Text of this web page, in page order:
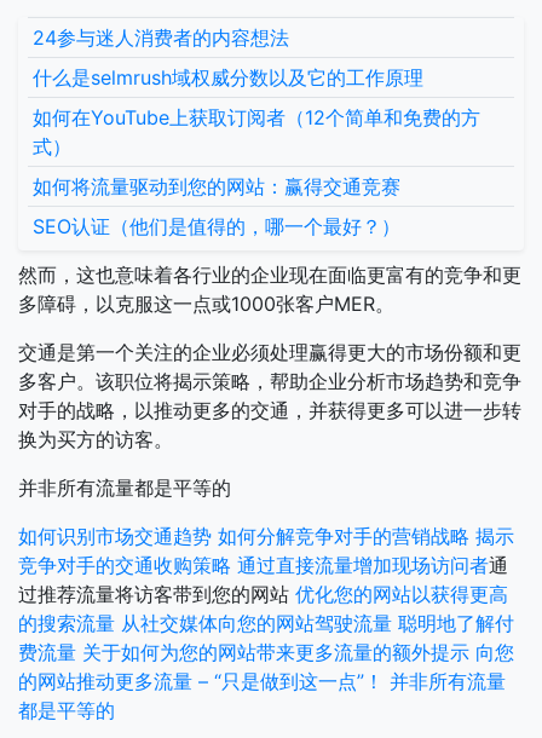
24参与迷人消费者的内容想法
什么是selmrush域权威分数以及它的工作原理
如何在YouTube上获取订阅者（12个简单和免费的方
式）
如何将流量驱动到您的网站：赢得交通竞赛
SEO认证（他们是值得的，哪一个最好？）
然而，这也意味着各行业的企业现在面临更富有的竞争和更
多障碍，以克服这一点或1000张客户MER。
交通是第一个关注的企业必须处理赢得更大的市场份额和更
多客户。该职位将揭示策略，帮助企业分析市场趋势和竞争
对手的战略，以推动更多的交通，并获得更多可以进一步转
换为买方的访客。
并非所有流量都是平等的
如何识别市场交通趋势 如何分解竞争对手的营销战略 揭示
竞争对手的交通收购策略 通过直接流量增加现场访问者通
过推荐流量将访客带到您的网站 优化您的网站以获得更高
的搜索流量 从社交媒体向您的网站驾驶流量 聪明地了解付
费流量 关于如何为您的网站带来更多流量的额外提示 向您
的网站推动更多流量 – “只是做到这一点”！ 并非所有流量
都是平等的